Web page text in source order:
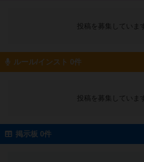
投稿を募集しています
ルール/インスト 0件
投稿を募集しています
掲示板 0件